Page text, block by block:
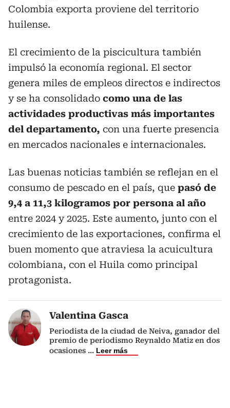
Colombia exporta proviene del territorio
huilense.
El crecimiento de la piscicultura también
impulsó la economía regional. El sector
genera miles de empleos directos e indirectos
y se ha consolidado como una de las
actividades productivas más importantes
del departamento, con una fuerte presencia
en mercados nacionales e internacionales.
Las buenas noticias también se reflejan en el
consumo de pescado en el país, que pasó de
9,4 a 11,3 kilogramos por persona al año
entre 2024 y 2025. Este aumento, junto con el
crecimiento de las exportaciones, confirma el
buen momento que atraviesa la acuicultura
colombiana, con el Huila como principal
protagonista.
Valentina Gasca
Periodista de la ciudad de Neiva, ganador del
premio de periodismo Reynaldo Matiz en dos
ocasiones ... Leer más